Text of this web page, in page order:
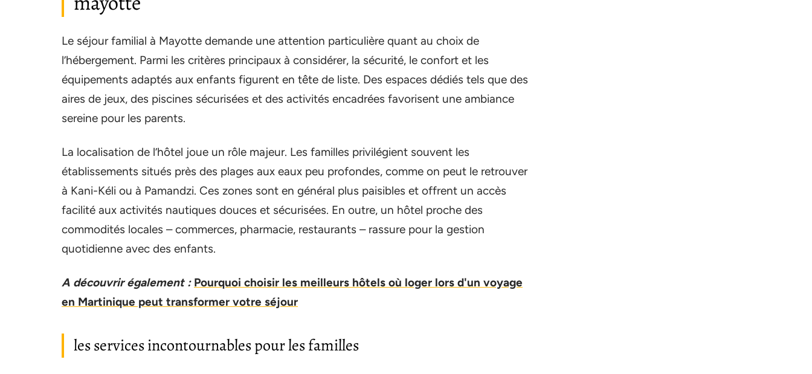
Le séjour familial à Mayotte demande une attention particulière quant au choix de
l’hébergement. Parmi les critères principaux à considérer, la sécurité, le confort et les
équipements adaptés aux enfants figurent en tête de liste. Des espaces dédiés tels que des
aires de jeux, des piscines sécurisées et des activités encadrées favorisent une ambiance
sereine pour les parents.
La localisation de l’hôtel joue un rôle majeur. Les familles privilégient souvent les
établissements situés près des plages aux eaux peu profondes, comme on peut le retrouver
à Kani-Kéli ou à Pamandzi. Ces zones sont en général plus paisibles et offrent un accès
facilité aux activités nautiques douces et sécurisées. En outre, un hôtel proche des
commodités locales – commerces, pharmacie, restaurants – rassure pour la gestion
quotidienne avec des enfants.
A découvrir également : Pourquoi choisir les meilleurs hôtels où loger lors d'un voyage
en Martinique peut transformer votre séjour
les services incontournables pour les familles